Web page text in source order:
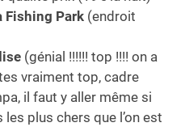
Fishing Park (endroit
(génial !!!!!! top !!!! on a
vraiment top, cadre
il faut y aller même si
plus chers que l’on est